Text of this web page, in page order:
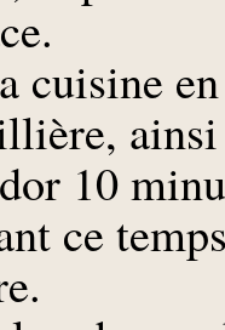
cuisine
10
ce